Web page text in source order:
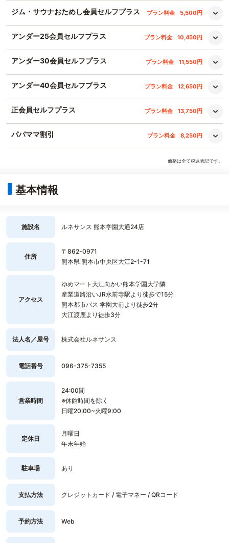
ジム・サウナおためし会員セルフプラス プラン料金 5,500円
アンダー25会員セルフプラス プラン料金 10,450円
アンダー30会員セルフプラス プラン料金 11,550円
アンダー40会員セルフプラス プラン料金 12,650円
正会員セルフプラス プラン料金 13,750円
パパママ割引 プラン料金 8,250円
価格は全て税込表記です。
基本情報
施設名 ルネサンス 熊本学園大通24店
住所
〒862-0971
熊本県 熊本市中央区大江2-1-71
アクセス
ゆめマート大江向かい熊本学園大学隣
産業道路沿いJR水前寺駅より徒歩で15分
熊本都市バス 学園大前より徒歩2分
大江渡鹿より徒歩3分
法人名／屋号 株式会社ルネサンス
電話番号 096-375-7355
営業時間
24:00間
※休館時間を除く
日曜20:00~火曜9:00
定休日
月曜日
年末年始
駐車場 あり
支払方法 クレジットカード / 電子マネー / QRコード
予約方法 Web